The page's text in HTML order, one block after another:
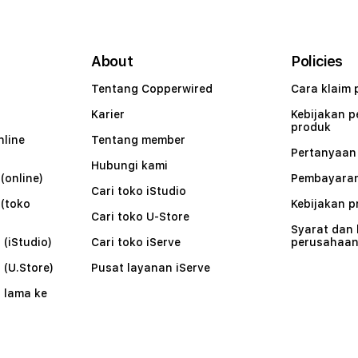
lama ke
About
Tentang Copperwired
Karier
Tentang member
Hubungi kami
Cari toko iStudio
Cari toko U-Store
Cari toko iServe
Pusat layanan iServe
Policies
Cara klaim
Kebijakan
produk
Pertanyaan
Kebijakan
Syarat dan
perusahaan